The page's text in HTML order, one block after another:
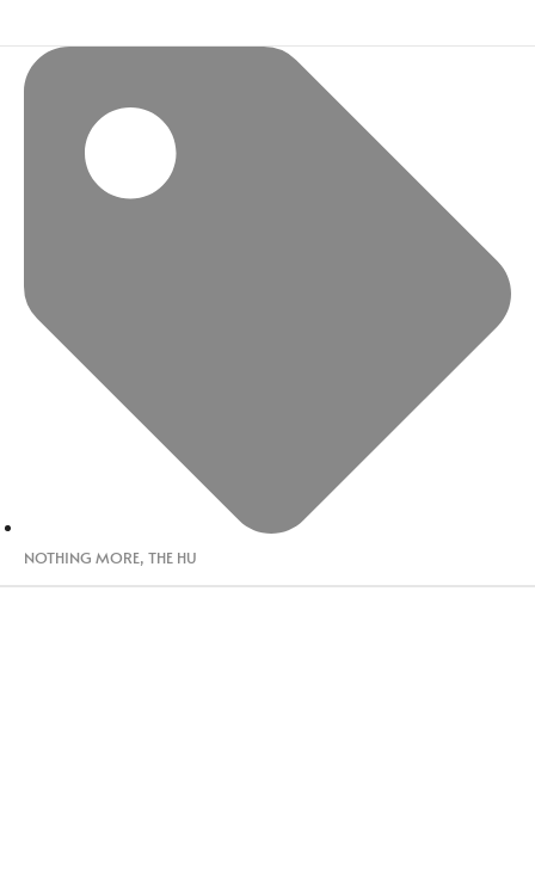
NOTHING MORE, THE HU